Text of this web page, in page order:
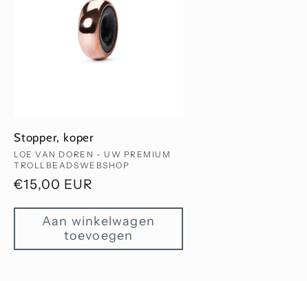
Stopper, koper
Verkoper:
LOE VAN DOREN - UW PREMIUM
TROLLBEADSWEBSHOP
Normale
€15,00 EUR
Aan winkelwagen
toevoegen